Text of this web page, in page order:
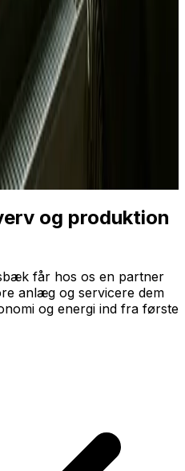
og produktion
får hos os en partner
anlæg og servicere dem
og energi ind fra første